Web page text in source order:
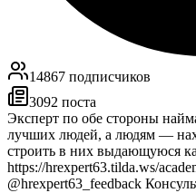
14867 подписчиков
3092 поста
Эксперт по обе стороны
лучших людей, а людям —
строить в них выдающуюся
https://hrexpert63.tilda.ws/
@hrexpert63_feedback